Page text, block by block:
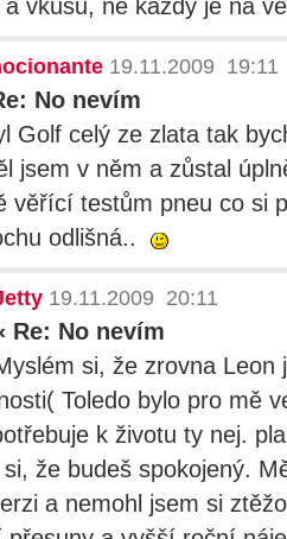
vkusu, ne každý je na
19.11.2009 19:11
No nevím
Golf celý ze zlata tak
jsem v něm a zůstal
věřící testům pneu co si
odlišná..
19.11.2009 20:11
Re: No nevím
si, že zrovna Leon
Toledo bylo pro mě
k životu ty nej.
že budeš spokojený.
a nemohl jsem si